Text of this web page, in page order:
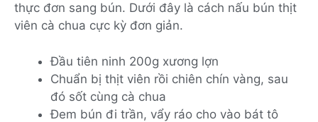
thực đơn sang bún. Dưới đây là cách nấu bún thịt
viên cà chua cực kỳ đơn giản.
Đầu tiên ninh 200g xương lợn
Chuẩn bị thịt viên rồi chiên chín vàng, sau
đó sốt cùng cà chua
Đem bún đi trần, vẩy ráo cho vào bát tô